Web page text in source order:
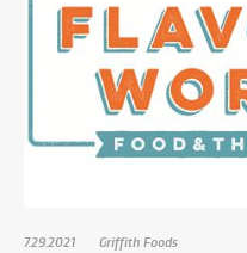
7.29.2021 Griffith Foods